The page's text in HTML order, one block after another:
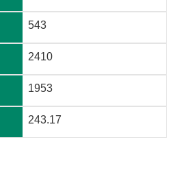
543
2410
1953
243.17